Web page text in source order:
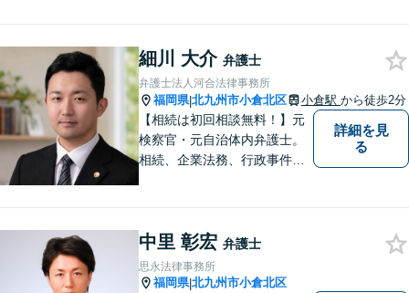
のご相談はお任せください
【夜間・休日対応可】M&A、
株式発行も対応【小倉駅3分】
細川 大介 弁護士
弁護士法人河合法律事務所
福岡県|北九州市小倉北区 小倉駅 から徒歩2分
【相続は初回相談無料！】元
検察官・元自治体内弁護士。
相続、企業法務、行政事件、
詳細を見
る
中里 彰宏 弁護士
思永法律事務所
福岡県|北九州市小倉北区